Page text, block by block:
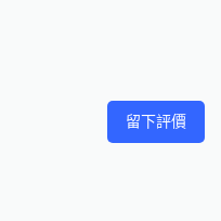
留下評價